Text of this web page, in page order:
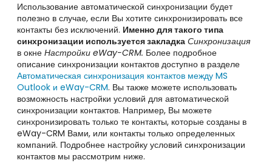
Использование автоматической синхронизации будет
полезно в случае, если Вы хотите синхронизировать все
контакты без исключений. Именно для такого типа
синхронизации используется закладка Синхронизация
в окне Настройки eWay-CRM. Более подробное
описание синхронизации контактов доступно в разделе
Автоматическая синхронизация контактов между MS
Outlook и eWay-CRM. Вы также можете использовать
возможность настройки условий для автоматической
синхронизации контактов. Например, Вы можете
синхронизировать только те контакты, которые созданы в
eWay-CRM Вами, или контакты только определенных
компаний. Подробнее настройку условий синхронизации
контактов мы рассмотрим ниже.